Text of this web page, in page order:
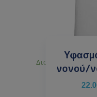
νονού/
Διαθέσιμο